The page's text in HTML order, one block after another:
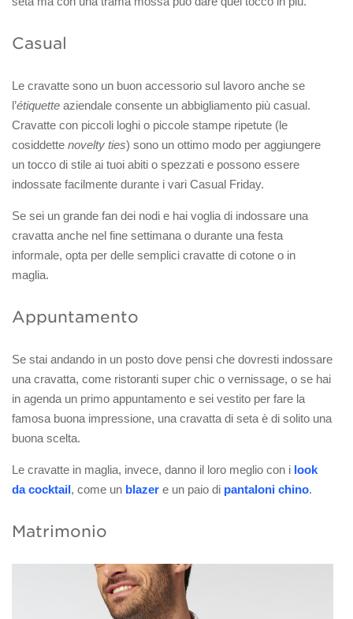
Casual
Le cravatte sono un buon accessorio sul lavoro anche se
l’étiquette aziendale consente un abbigliamento più casual.
Cravatte con piccoli loghi o piccole stampe ripetute (le
cosiddette novelty ties) sono un ottimo modo per aggiungere
un tocco di stile ai tuoi abiti o spezzati e possono essere
indossate facilmente durante i vari Casual Friday.
Se sei un grande fan dei nodi e hai voglia di indossare una
cravatta anche nel fine settimana o durante una festa
informale, opta per delle semplici cravatte di cotone o in
maglia.
Appuntamento
Se stai andando in un posto dove pensi che dovresti indossare
una cravatta, come ristoranti super chic o vernissage, o se hai
in agenda un primo appuntamento e sei vestito per fare la
famosa buona impressione, una cravatta di seta è di solito una
buona scelta.
Le cravatte in maglia, invece, danno il loro meglio con i look
da cocktail, come un blazer e un paio di pantaloni chino.
Matrimonio